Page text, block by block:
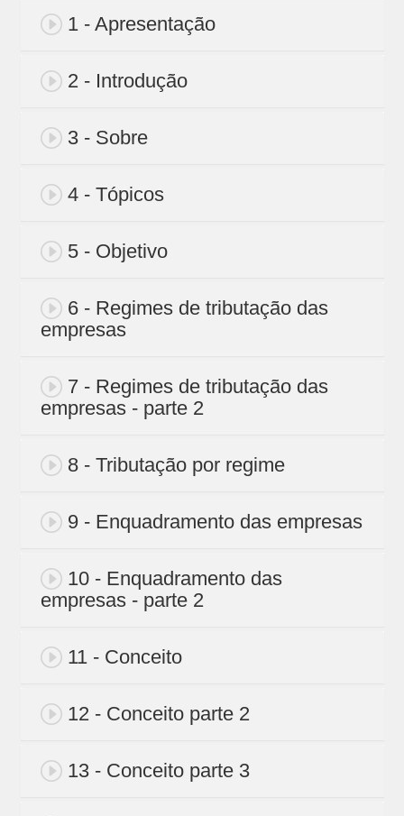
1 - Apresentação
2 - Introdução
3 - Sobre
4 - Tópicos
5 - Objetivo
6 - Regimes de tributação das
empresas
7 - Regimes de tributação das
empresas - parte 2
8 - Tributação por regime
9 - Enquadramento das empresas
10 - Enquadramento das
empresas - parte 2
11 - Conceito
12 - Conceito parte 2
13 - Conceito parte 3